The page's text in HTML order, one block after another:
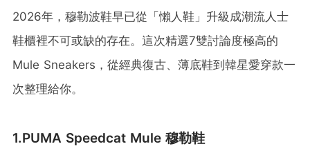
2026年，穆勒波鞋早已從「懶人鞋」升級成潮流人士
鞋櫃裡不可或缺的存在。這次精選7雙討論度極高的
Mule Sneakers，從經典復古、薄底鞋到韓星愛穿款一
次整理給你。
1.PUMA Speedcat Mule 穆勒鞋